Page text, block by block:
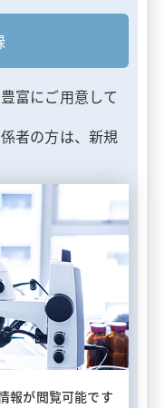
富にご用意して
者の方は、新規
報が閲覧可能です